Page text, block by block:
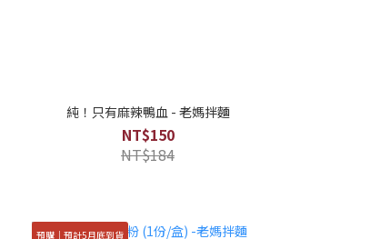
純！只有麻辣鴨血 - 老媽拌麵
NT$150
NT$184
預購｜預計5月底到貨